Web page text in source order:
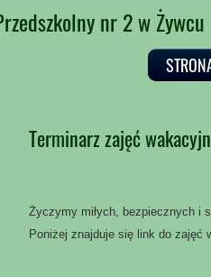
nr 2 w Żywcu
Terminarz zajęć
Życzymy miłych, bezpiecznych i
Poniżej znajduje się link do zajęć